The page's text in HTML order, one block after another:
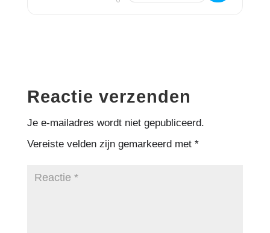
Reactie verzenden
Je e-mailadres wordt niet gepubliceerd.
Vereiste velden zijn gemarkeerd met *